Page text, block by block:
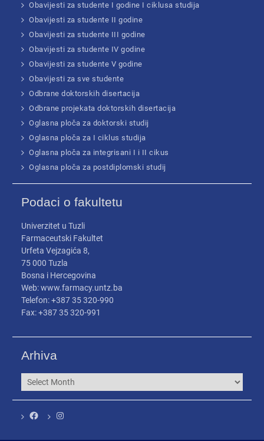
Obavijesti za studente I godine I ciklusa studija
Obavijesti za studente II godine
Obavijesti za studente III godine
Obavijesti za studente IV godine
Obavijesti za studente V godine
Obavijesti za sve studente
Odbrane doktorskih disertacija
Odbrane projekata doktorskih disertacija
Oglasna ploča za doktorski studij
Oglasna ploča za I ciklus studija
Oglasna ploča za integrisani I i II cikus
Oglasna ploča za postdiplomski studij
Podaci o fakultetu
Univerzitet u Tuzli
Farmaceutski Fakultet
Urfeta Vejzagića 8,
75 000 Tuzla
Bosna i Hercegovina
Web: www.farmacy.untz.ba
Telefon: +387 35 320-990
Fax: +387 35 320-991
Arhiva
Arhiva
FacebookInstagram